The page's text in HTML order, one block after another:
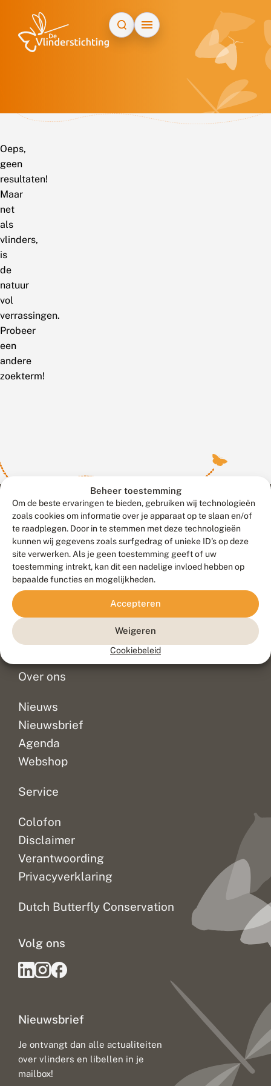
Beheer toestemming
Om de beste ervaringen te bieden, gebruiken wij technologieën
zoals cookies om informatie over je apparaat op te slaan en/of
te raadplegen. Door in te stemmen met deze technologieën
kunnen wij gegevens zoals surfgedrag of unieke ID's op deze
site verwerken. Als je geen toestemming geeft of uw
toestemming intrekt, kan dit een nadelige invloed hebben op
bepaalde functies en mogelijkheden.
Accepteren
Weigeren
Cookiebeleid
Oeps,
geen
resultaten!
Maar
net
als
vlinders,
is
de
natuur
vol
verrassingen.
Probeer
een
andere
zoekterm!
Contact
Veelgestelde vragen
Doneer
Over ons
Nieuws
Nieuwsbrief
Agenda
Webshop
Service
Colofon
Disclaimer
Verantwoording
Privacyverklaring
Dutch Butterfly Conservation
Nieuwsbrief
Je ontvangt dan alle actualiteiten
over vlinders en libellen in je
mailbox!
Volg ons
Meld waarnemingen© 2026 Vlinderstichting
Duurzaam ontwikkeld door
Go2People
, ontworpen door
Blue Field Agency
Privacy
Disclaimer
Sitemap